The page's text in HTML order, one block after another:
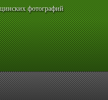
фотографий